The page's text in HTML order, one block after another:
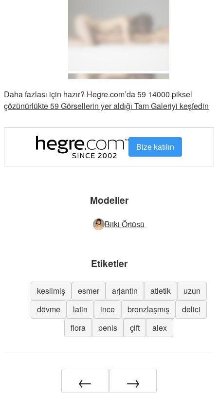
Daha fazlası için hazır? Hegre.com’da 59 14000 piksel
çözünürlükte 59 Görsellerin yer aldığı Tam Galeriyi keşfedin
Bize katılın
Modeller
Bitki Örtüsü
Etiketler
kesilmiş esmer arjantin atletik
uzun
dövme
latin ince bronzlaşmış
delici
flora
penis çift alex
← →